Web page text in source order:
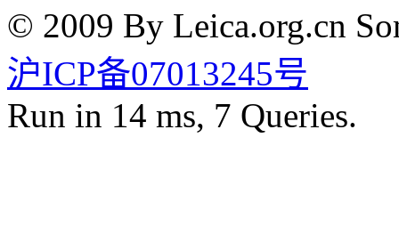
© 2009 By Leica.org.cn
沪ICP备07013245号
Run in 14 ms, 7 Queries.